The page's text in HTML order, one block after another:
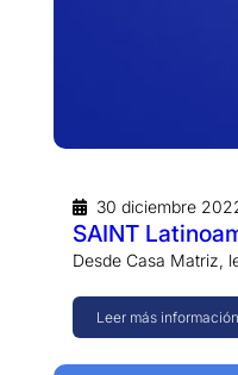
30 diciembre
SAINT
Desde Casa Matriz,
Leer más información